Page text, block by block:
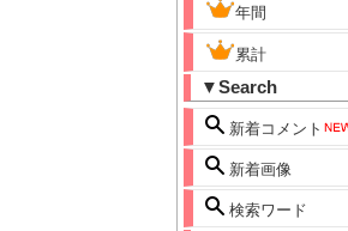
年間
累計
▼Search
新着コメント
新着画像
検索ワード